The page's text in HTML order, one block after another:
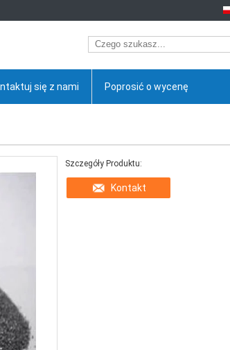
się z nami Poprosić o wycenę
Szczegóły Produktu:
Kontakt